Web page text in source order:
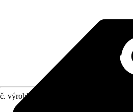
č. výrobku